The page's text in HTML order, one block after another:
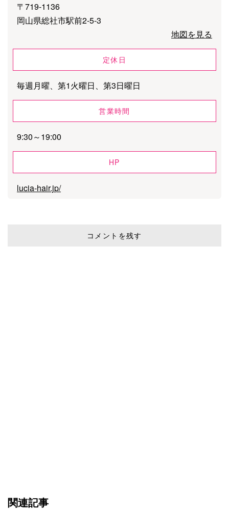
〒719-1136
岡山県総社市駅前2-5-3
地図を見る
定休日
毎週月曜、第1火曜日、第3日曜日
営業時間
9:30～19:00
HP
lucia-hair.jp/
コメントを残す
関連記事